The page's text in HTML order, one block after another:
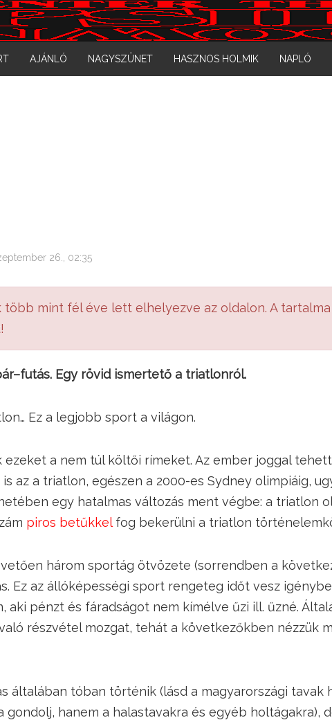
AJÁNLÓ NAGYSZÜNET HASZNOS HOLMIK NAPLÓ
26., 02:35
több mint fél éve lett elhelyezve az oldalon. A
Egy rövid ismertető a triatlonról.
Ez a legjobb sport a világon.
ezeket a nem túl költői rímeket. Az ember joggal
is az a triatlon, egészen a 2000-es Sydney olimpiáig,
egy hatalmas változás ment végbe: a triatlon
piros betűkkelfog bekerülni a triatlon
három sportág ötvözete (sorrendben a
Ez az állóképességi sport rengeteg időt vesz
aki pénzt és fáradságot nem kímélve űzi ill. űzné.
részvétel mozgat, tehát a következőkben nézzük
általában tóban történik (lásd a magyarországi tavak
gondolj, hanem a halastavakra és egyéb holtágakra),